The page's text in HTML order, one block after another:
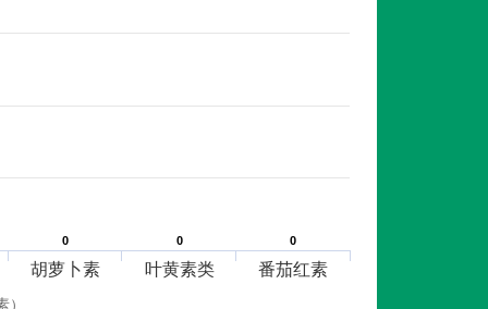
0
0 0
0 0
0
胡萝卜素 叶黄素类 番茄红素